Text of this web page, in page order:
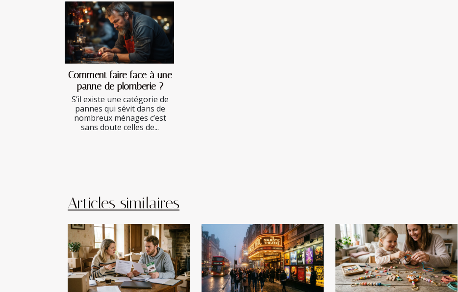
Comment faire face à une
panne de plomberie ?
S’il existe une catégorie de
pannes qui sévit dans de
nombreux ménages c’est
sans doute celles de...
Articles similaires